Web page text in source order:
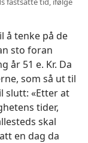
å tenke på de
sto foran
år 51 e. Kr. Da
som så ut til
slutt: «Etter at
tider,
skal
en dag da